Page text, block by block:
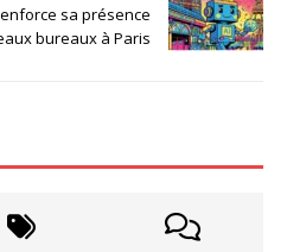
sa présence
bureaux à Paris